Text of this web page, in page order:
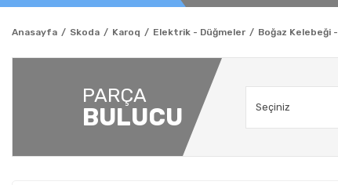
Anasayfa Skoda Karoq Elektrik - Düğmeler Boğaz Kelebeği
PARÇA
BULUCU